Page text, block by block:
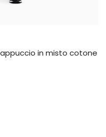
in misto cotone